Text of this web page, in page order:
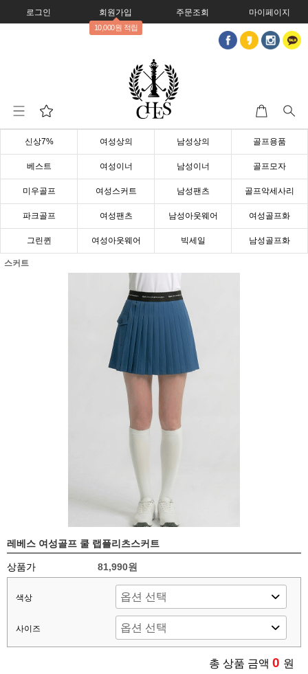
로그인 회원가입
10,000원 적립
주문조회 마이페이지
신상7% 여성상의 남성상의 골프용품
베스트 여성이너 남성이너 골프모자
미우골프 여성스커트 남성팬츠 골프악세사리
파크골프 여성팬츠 남성아웃웨어 여성골프화
그린퀸 여성아웃웨어 빅세일 남성골프화
스커트
레베스 여성골프 쿨 랩플리츠스커트
상품가 81,990원
색상
사이즈
총 상품 금액 0 원